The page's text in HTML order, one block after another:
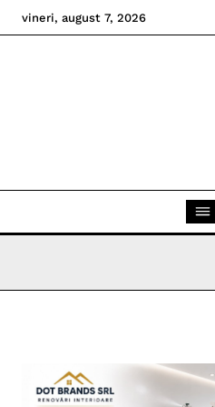
vineri, august 7, 2026